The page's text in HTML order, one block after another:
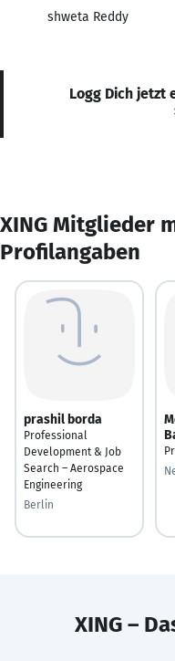
shweta Reddy
Logg Dich jetzt
XING Mitglieder
Profilangaben
prashil borda
Professional
Development & Job
Search – Aerospace
Engineering
Berlin
XING –